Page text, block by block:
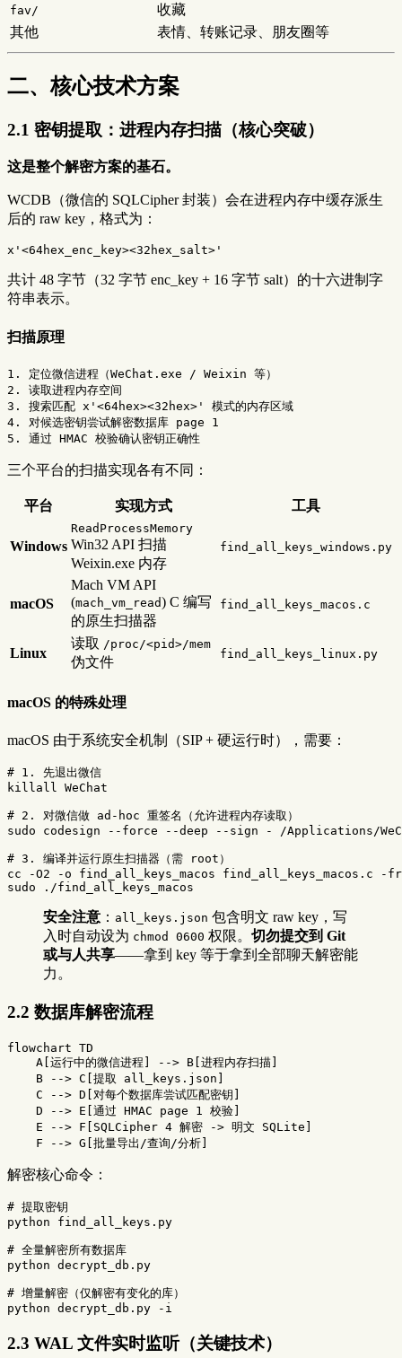
fav/
收藏
其他
表情、转账记录、朋友圈等
二、核心技术方案
2.1 密钥提取：进程内存扫描（核心突破）
这是整个解密方案的基石。
WCDB（微信的 SQLCipher 封装）会在进程内存中缓存派生
后的 raw key，格式为：
共计 48 字节（32 字节 enc_key + 16 字节 salt）的十六进制字
符串表示。
扫描原理
1. 定位微信进程（WeChat.exe / Weixin 等）
2. 读取进程内存空间
3. 搜索匹配 x'<64hex><32hex>' 模式的内存区域
4. 对候选密钥尝试解密数据库 page 1
三个平台的扫描实现各有不同：
平台 实现方式 工具
Windows
ReadProcessMemory
Win32 API 扫描
Weixin.exe 内存
find_all_keys_windows.py
macOS
Mach VM API
(mach_vm_read) C 编写
的原生扫描器
find_all_keys_macos.c
Linux
读取 /proc/<pid>/mem
伪文件
find_all_keys_linux.py
macOS 的特殊处理
macOS 由于系统安全机制（SIP + 硬运行时），需要：
# 1. 先退出微信
killall WeChat
# 2. 对微信做 ad-hoc 重签名（允许进程内存读取）
sudo codesign --force --deep --sign - /Applications/
# 3. 编译并运行原生扫描器（需 root）
cc
-O2 -o find_all_keys_macos find_all_keys_macos.c
-
sudo
安全注意 ： all_keys.json 包含明文 raw key，写
入时自动设为 chmod 0600 权限。 切勿提交到 Git
或与人共享——拿到 key 等于拿到全部聊天解密能
力。
2.2 数据库解密流程
flowchart TD
    A[运行中的微信进程] --> B[进程内存扫描]
    B --> C[提取 all_keys.json]
    C --> D[对每个数据库尝试匹配密钥]
    D --> E[通过 HMAC page 1 校验]
    E --> F[SQLCipher 4 解密 -> 明文 SQLite]
解密核心命令：
# 提取密钥
python find_all_keys.py
# 全量解密所有数据库
python decrypt_db.py
# 增量解密（仅解密有变化的库）
python decrypt_db.py
-i
2.3 WAL 文件实时监听（关键技术）